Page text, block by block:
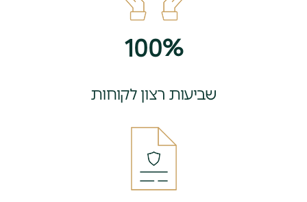
%
100
שביעות רצון לקוחות